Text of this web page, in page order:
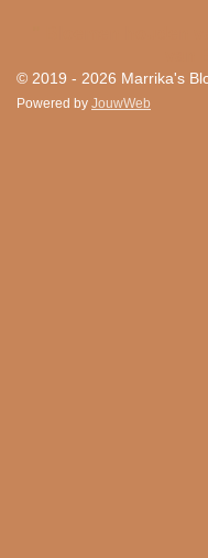
© 2019 - 2026 Marrika's
Powered by JouwWeb